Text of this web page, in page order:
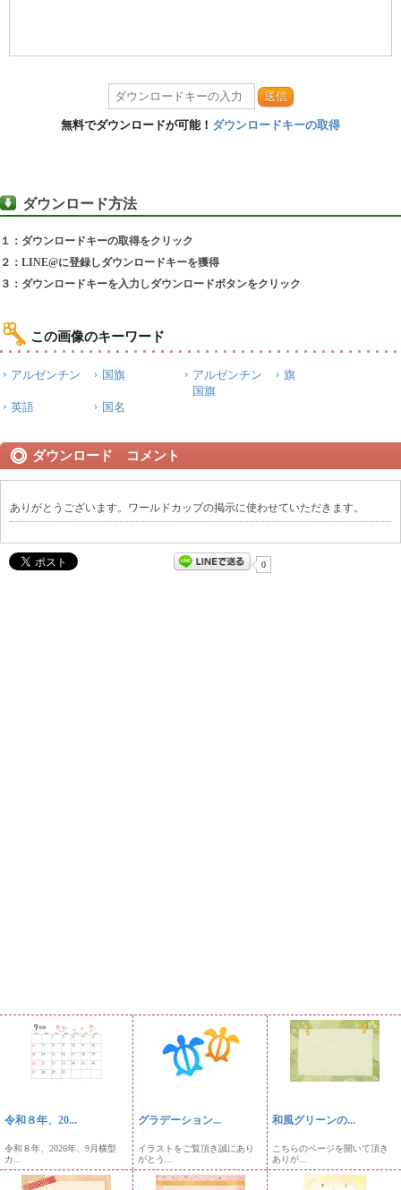
送信
無料でダウンロードが可能！ ダウンロードキーの取得
ダウンロード方法
１：ダウンロードキーの取得をクリック
２：LINE@に登録しダウンロードキーを獲得
３：ダウンロードキーを入力しダウンロードボタンをクリック
この画像のキーワード
アルゼンチン 国旗
アルゼンチン
国旗
旗
英語 国名
ダウンロード コメント
ありがとうございます。ワールドカップの掲示に使わせていただきます。
0
令和８年、20...
令和８年、2026年、9月横型
カ...
グラデーション...
イラストをご覧頂き誠にあり
がとう...
和風グリーンの...
こちらのページを開いて頂き
ありが...